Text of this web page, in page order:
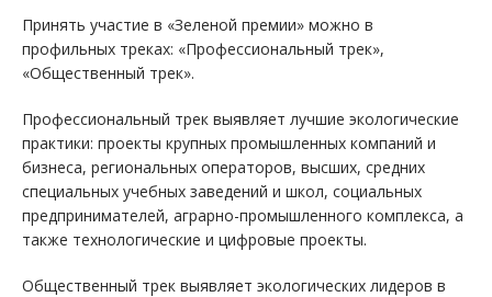
Принять участие в «Зеленой премии» можно в
профильных треках: «Профессиональный трек»,
«Общественный трек».
Профессиональный трек выявляет лучшие экологические
практики: проекты крупных промышленных компаний и
бизнеса, региональных операторов, высших, средних
специальных учебных заведений и школ, социальных
предпринимателей, аграрно-промышленного комплекса, а
также технологические и цифровые проекты.
Общественный трек выявляет экологических лидеров в